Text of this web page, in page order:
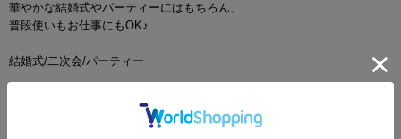
華やかな結婚式やパーティーにはもちろん、
普段使いもお仕事にもOK♪
結婚式/二次会/パーティー